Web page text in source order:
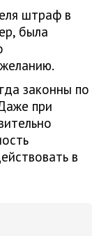
штраф в
была
законны по
при
в